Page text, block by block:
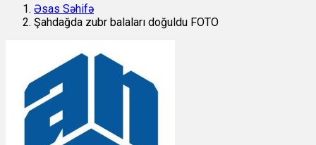
Əsas Səhifə
Şahdağda zubr balaları doğuldu FOTO